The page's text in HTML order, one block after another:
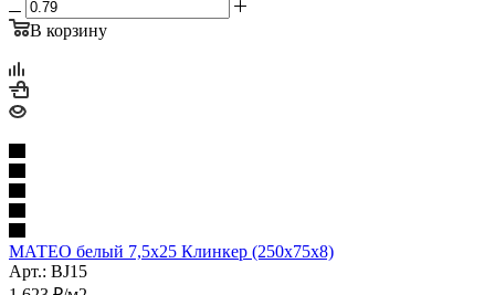
В корзину
МАТЕО белый 7,5х25 Клинкер (250x75x8)
Арт.: BJ15